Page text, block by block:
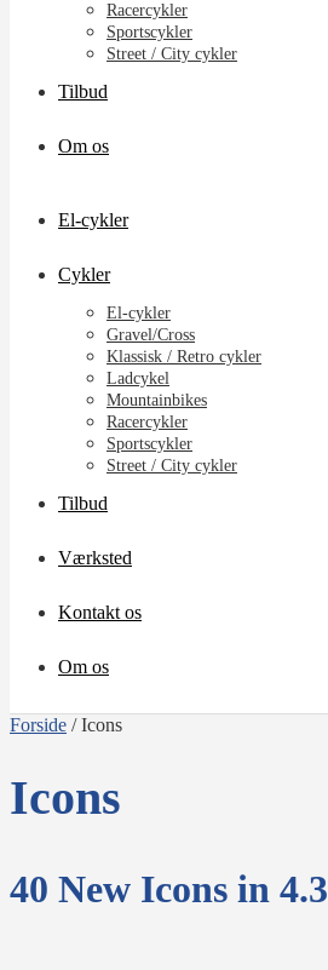
Racercykler
Sportscykler
Street / City cykler
Tilbud
Om os
El-cykler
Cykler
El-cykler
Gravel/Cross
Klassisk / Retro cykler
Ladcykel
Mountainbikes
Racercykler
Sportscykler
Street / City cykler
Tilbud
Værksted
Kontakt os
Om os
Forside /Icons
Icons
40 New Icons in 4.3